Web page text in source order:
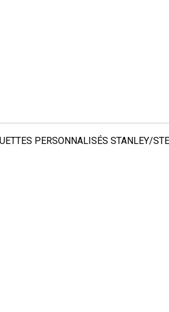
PERSONNALISÉS STANLEY/